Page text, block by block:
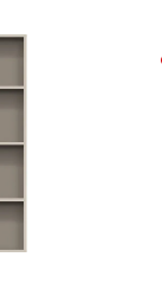
Item
1
3